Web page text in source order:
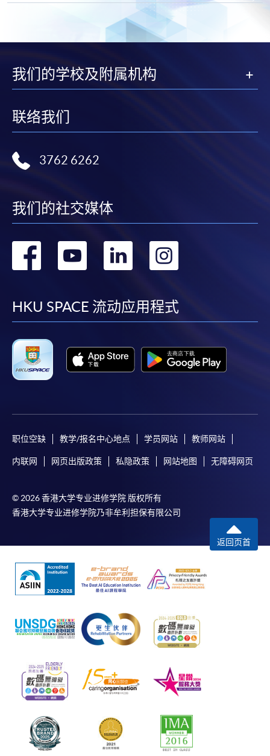
我们的学校及附属机构
联络我们
3762 6262
我们的社交媒体
转
facebook
转
youtube
转
linkedin
HKU SPACE 流动应用程式
职位空缺 教学/报名中心地点 学员网站 教师网站
内联网 网页出版政策 私隐政策 网站地图 无障碍网页
© 2026 香港大学专业进修学院 版权所有
香港大学专业进修学院乃非牟利担保有限公司
返回页首